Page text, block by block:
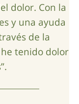
dolor. Con la
y una ayuda
de la
tenido dolor